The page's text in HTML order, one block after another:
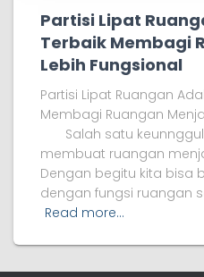
Partisi Lipat
Terbaik Membagi
Lebih Fungsional
Partisi Lipat Ruangan
Membagi Ruangan
Salah satu
membuat ruangan
Dengan begitu kita bisa
dengan fungsi ruangan
Read more…